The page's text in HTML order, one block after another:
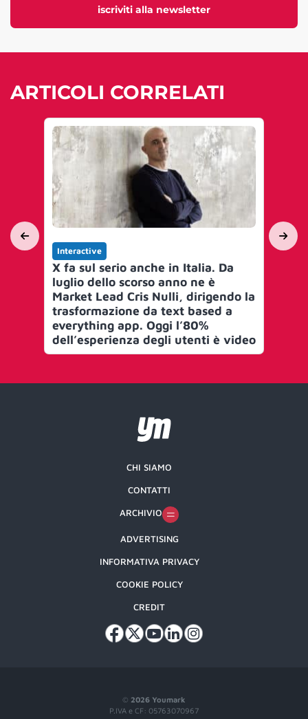
iscriviti alla newsletter
ARTICOLI CORRELATI
Interactive
X fa sul serio anche in Italia. Da
luglio dello scorso anno ne è
Market Lead Cris Nulli, dirigendo la
trasformazione da text based a
everything app. Oggi l’80%
dell’esperienza degli utenti è video
© 2026 Youmark
P.IVA e CF: 05763070967
CHI SIAMO
CONTATTI
ARCHIVIO
ADVERTISING
INFORMATIVA PRIVACY
COOKIE POLICY
CREDIT